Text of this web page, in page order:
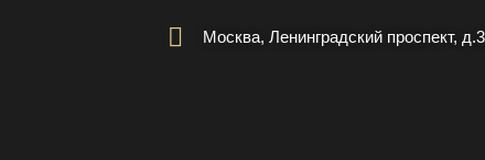
Москва, Ленинградский проспект,